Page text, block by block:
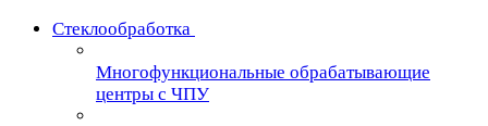
Стеклообработка
Многофункциональные обрабатывающие
центры с ЧПУ